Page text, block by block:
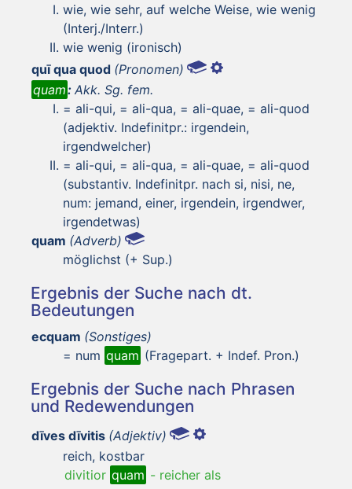
wie, wie sehr, auf welche Weise, wie wenig
(Interj./Interr.)
wie wenig (ironisch)
quī qua quod (Pronomen)
quam: Akk. Sg. fem.
= ali-qui, = ali-qua, = ali-quae, = ali-quod
(adjektiv. Indefinitpr.: irgendein,
irgendwelcher)
= ali-qui, = ali-qua, = ali-quae, = ali-quod
(substantiv. Indefinitpr. nach si, nisi, ne,
num: jemand, einer, irgendein, irgendwer,
irgendetwas)
quam (Adverb)
möglichst (+ Sup.)
Ergebnis der Suche nach dt.
Bedeutungen
ecquam (Sonstiges)
= num quam (Fragepart. + Indef. Pron.)
Ergebnis der Suche nach Phrasen
und Redewendungen
dīves dīvitis (Adjektiv)
reich, kostbar
divitior quam - reicher als